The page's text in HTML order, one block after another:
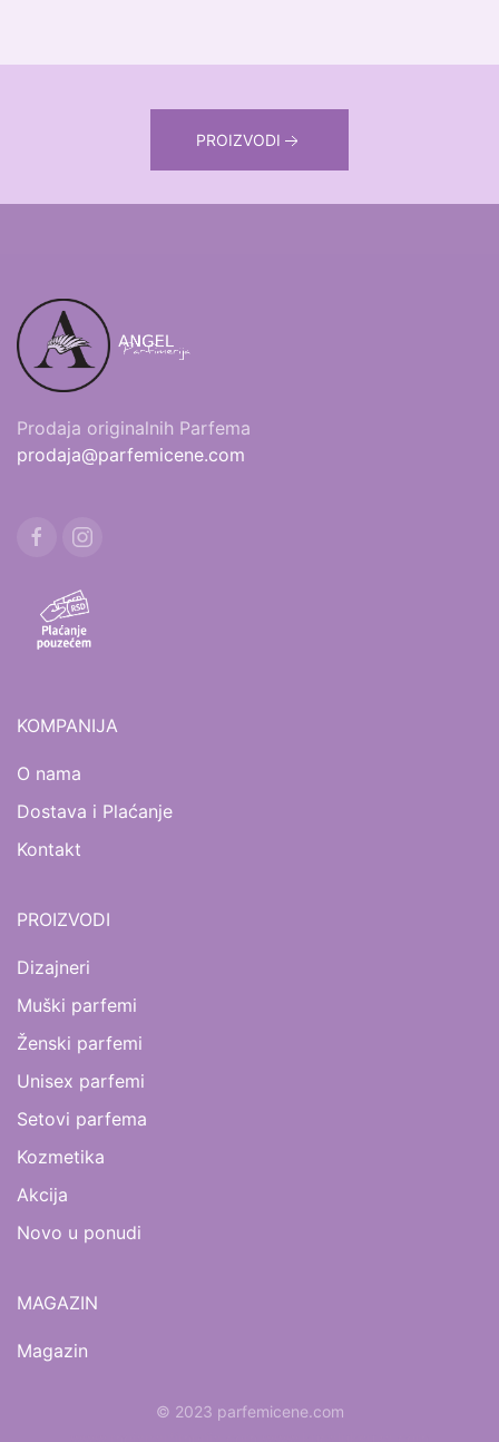
PROIZVODI
Prodaja originalnih Parfema
prodaja@parfemicene.com
KOMPANIJA
O nama
Dostava i Plaćanje
Kontakt
PROIZVODI
Dizajneri
Muški parfemi
Ženski parfemi
Unisex parfemi
Setovi parfema
Kozmetika
Akcija
Novo u ponudi
MAGAZIN
Magazin
© 2023 parfemicene.com